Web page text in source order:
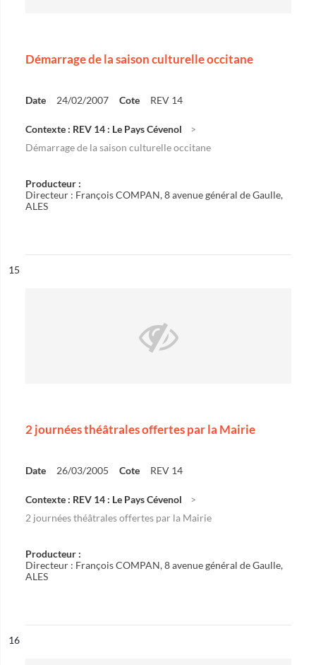
Démarrage de la saison culturelle occitane
Date 24/02/2007 Cote REV 14
Contexte : REV 14 : Le Pays Cévenol
Démarrage de la saison culturelle occitane
Producteur :
Directeur : François COMPAN, 8 avenue général de Gaulle,
ALES
n°
15
2 journées théâtrales offertes par la Mairie
Date 26/03/2005 Cote REV 14
Contexte : REV 14 : Le Pays Cévenol
2 journées théâtrales offertes par la Mairie
Producteur :
Directeur : François COMPAN, 8 avenue général de Gaulle,
ALES
n°
16